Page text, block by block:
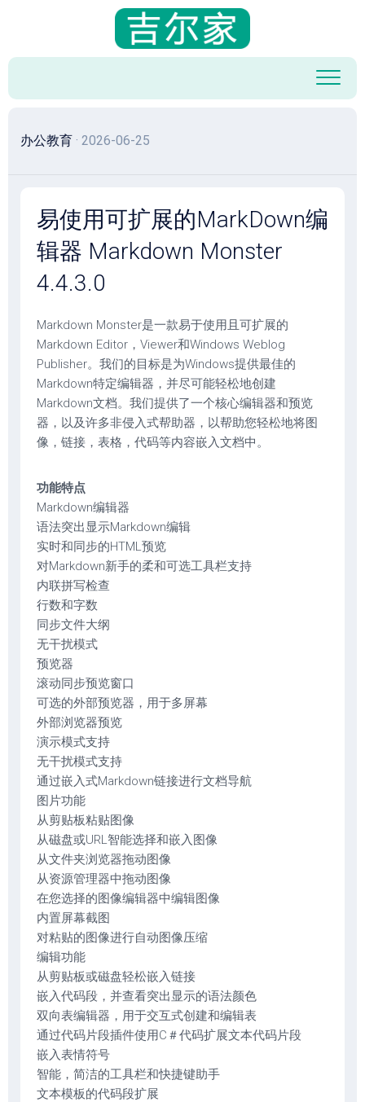
容
办公教育 · 2026-06-25
易使用可扩展的MarkDown编
辑器 Markdown Monster
4.4.3.0
Markdown Monster是一款易于使用且可扩展的
Markdown Editor，Viewer和Windows Weblog
Publisher。我们的目标是为Windows提供最佳的
Markdown特定编辑器，并尽可能轻松地创建
Markdown文档。我们提供了一个核心编辑器和预览
器，以及许多非侵入式帮助器，以帮助您轻松地将图
像，链接，表格，代码等内容嵌入文档中。
功能特点
Markdown编辑器
语法突出显示Markdown编辑
实时和同步的HTML预览
对Markdown新手的柔和可选工具栏支持
内联拼写检查
行数和字数
同步文件大纲
无干扰模式
预览器
滚动同步预览窗口
可选的外部预览器，用于多屏幕
外部浏览器预览
演示模式支持
无干扰模式支持
通过嵌入式Markdown链接进行文档导航
图片功能
从剪贴板粘贴图像
从磁盘或URL智能选择和嵌入图像
从文件夹浏览器拖动图像
从资源管理器中拖动图像
在您选择的图像编辑器中编辑图像
内置屏幕截图
对粘贴的图像进行自动图像压缩
编辑功能
从剪贴板或磁盘轻松嵌入链接
嵌入代码段，并查看突出显示的语法颜色
双向表编辑器，用于交互式创建和编辑表
通过代码片段插件使用C＃代码扩展文本代码片段
嵌入表情符号
智能，简洁的工具栏和快捷键助手
文本模板的代码段扩展